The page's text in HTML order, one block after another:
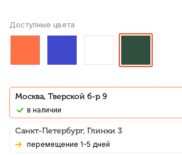
Доступные цвета
Москва, Тверской б-р 9
В наличии
Санкт-Петербург, Глинки 3
Перемещение 1-5 дней